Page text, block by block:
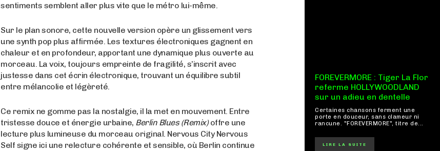
sentiments semblent aller plus vite que le métro lui-même.
Sur le plan sonore, cette nouvelle version opère un glissement vers
une synth pop plus affirmée. Les textures électroniques gagnent en
chaleur et en profondeur, apportant une dynamique plus ouverte au
morceau. La voix, toujours empreinte de fragilité, s’inscrit avec
justesse dans cet écrin électronique, trouvant un équilibre subtil
entre mélancolie et légèreté.
Ce remix ne gomme pas la nostalgie, il la met en mouvement. Entre
tristesse douce et énergie urbaine, Berlin Blues (Remix)offre une
lecture plus lumineuse du morceau original. Nervous City Nervous
Self signe ici une relecture cohérente et sensible, où Berlin continue
FOREVERMORE : Tiger La Flor
referme HOLLYWOODLAND
sur un adieu en dentelle
Certaines chansons ferment une
porte en douceur, sans clameur ni
rancune. "FOREVERMORE", titre de...
LIRE LA SUITE